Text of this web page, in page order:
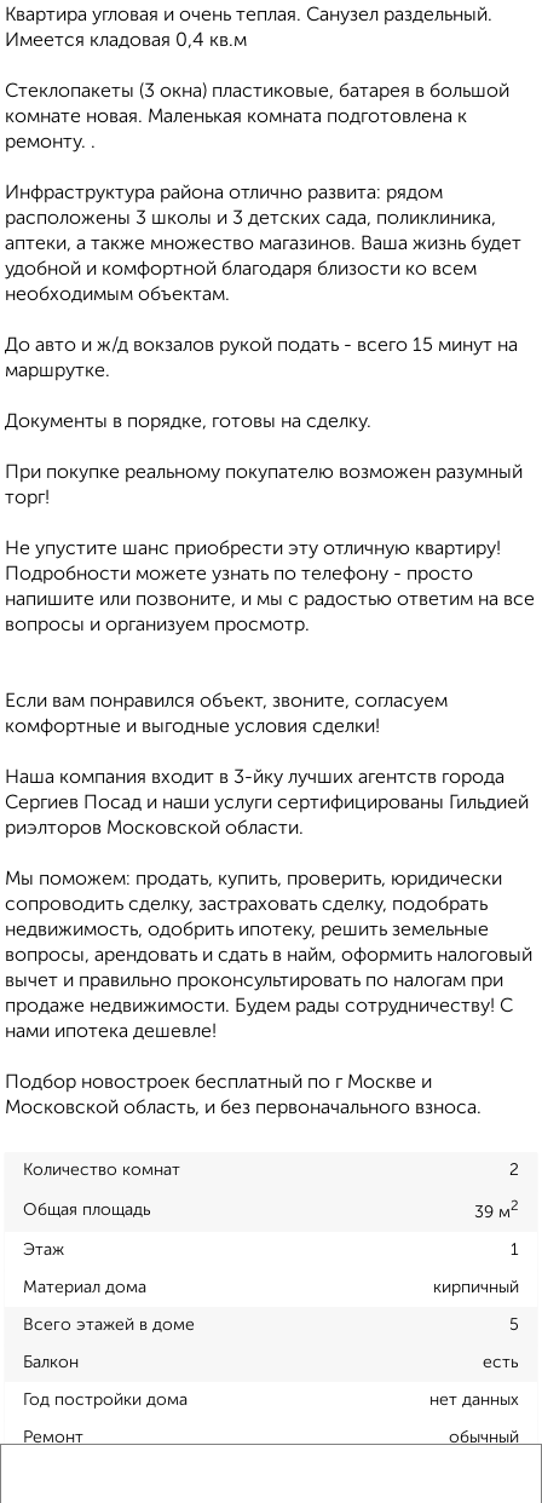
Квартира угловая и очень теплая. Санузел раздельный.
Имеется кладовая 0,4 кв.м
Стеклопакеты (3 окна) пластиковые, батарея в большой
комнате новая. Маленькая комната подготовлена к
ремонту. .
Инфраструктура района отлично развита: рядом
расположены 3 школы и 3 детских сада, поликлиника,
аптеки, а также множество магазинов. Ваша жизнь будет
удобной и комфортной благодаря близости ко всем
необходимым объектам.
До авто и ж/д вокзалов рукой подать - всего 15 минут на
маршрутке.
Документы в порядке, готовы на сделку.
При покупке реальному покупателю возможен разумный
торг!
Не упустите шанс приобрести эту отличную квартиру!
Подробности можете узнать по телефону - просто
напишите или позвоните, и мы с радостью ответим на все
вопросы и организуем просмотр.
Если вам понравился объект, звоните, согласуем
комфортные и выгодные условия сделки!
Наша компания входит в 3-йку лучших агентств города
Сергиев Посад и наши услуги сертифицированы Гильдией
риэлторов Московской области.
Мы поможем: продать, купить, проверить, юридически
сопроводить сделку, застраховать сделку, подобрать
недвижимость, одобрить ипотеку, решить земельные
вопросы, арендовать и сдать в найм, оформить налоговый
вычет и правильно проконсультировать по налогам при
продаже недвижимости. Будем рады сотрудничеству! С
нами ипотека дешевле!
Подбор новостроек бесплатный по г Москве и
Московской область, и без первоначального взноса.
Количество комнат 2
Общая площадь 39 м2
Этаж 1
Материал дома кирпичный
Всего этажей в доме 5
Балкон есть
Год постройки дома нет данных
Ремонт обычный